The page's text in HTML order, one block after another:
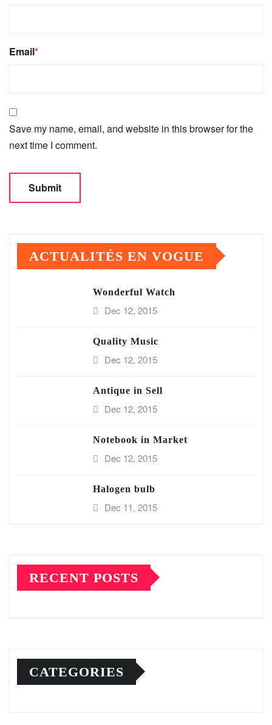
Email*
Save my name, email, and website in this browser for the
next time I comment.
ACTUALITÉS EN VOGUE
Wonderful Watch
Dec 12, 2015
Quality Music
Dec 12, 2015
Antique in Sell
Dec 12, 2015
Notebook in Market
Dec 12, 2015
Halogen bulb
Dec 11, 2015
RECENT POSTS
CATEGORIES